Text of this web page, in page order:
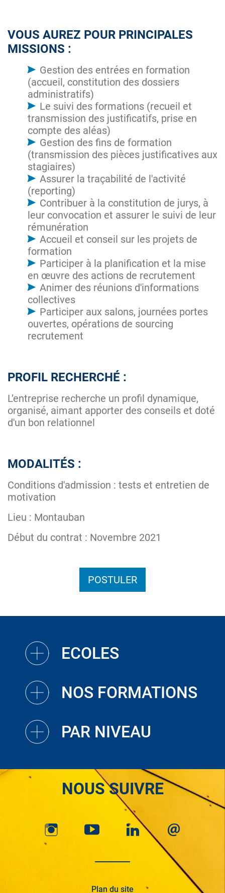
VOUS AUREZ POUR PRINCIPALES
MISSIONS :
Gestion des entrées en formation
(accueil, constitution des dossiers
administratifs)
Le suivi des formations (recueil et
transmission des justificatifs, prise en
compte des aléas)
Gestion des fins de formation
(transmission des pièces justificatives aux
stagiaires)
Assurer la traçabilité de l'activité
(reporting)
Contribuer à la constitution de jurys, à
leur convocation et assurer le suivi de leur
rémunération
Accueil et conseil sur les projets de
formation
Participer à la planification et la mise
en œuvre des actions de recrutement
Animer des réunions d'informations
collectives
Participer aux salons, journées portes
ouvertes, opérations de sourcing
recrutement
PROFIL RECHERCHÉ :
L’entreprise recherche un profil dynamique,
organisé, aimant apporter des conseils et doté
d'un bon relationnel
MODALITÉS :
Conditions d'admission : tests et entretien de
motivation
Lieu : Montauban
Début du contrat : Novembre 2021
POSTULER
ECOLES
NOS FORMATIONS
PAR NIVEAU
NOUS SUIVRE
Plan du site